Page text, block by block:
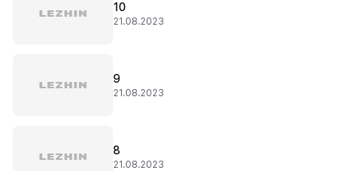
10
21.08.2023
9
21.08.2023
8
21.08.2023